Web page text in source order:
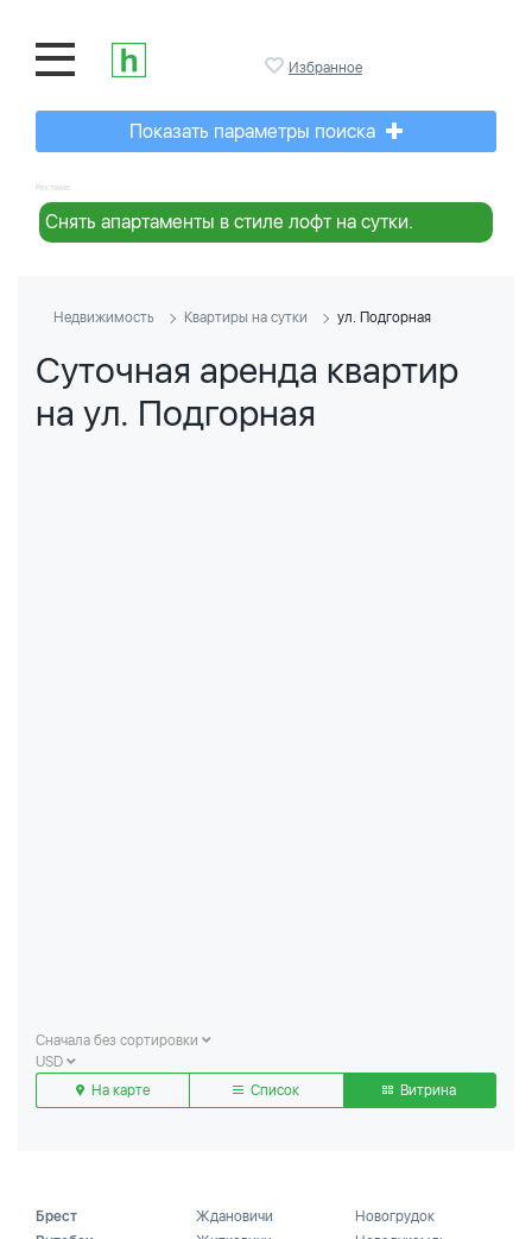
Избранное
Показать параметры поиска
Реклама:
Снять апартаменты в стиле лофт на сутки.
Недвижимость Квартиры на сутки ул. Подгорная
Суточная аренда квартир
на ул. Подгорная
Сначала без сортировки
USD
На карте
Список Витрина
Брест
Ждановичи
Новогрудок